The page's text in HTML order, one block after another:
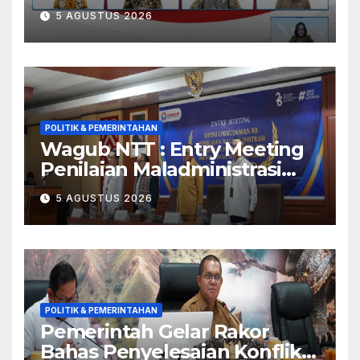
Di Tengah Ketidakpastian
Geopolitik dan Tekanan
Inflasi
5 AGUSTUS 2026
POLITIK & PEMERINTAHAN
Wagub NTT : Entry Meeting
Penilaian Maladministrasi
Penyelenggaraan Pelayanan
Publik Tahun 2026 Jadi
Momentum Perbaikan
Kualitas Layanan
5 AGUSTUS 2026
POLITIK & PEMERINTAHAN
Pemerintah Gelar Rakor
Bahas Penyelesaian Konflik